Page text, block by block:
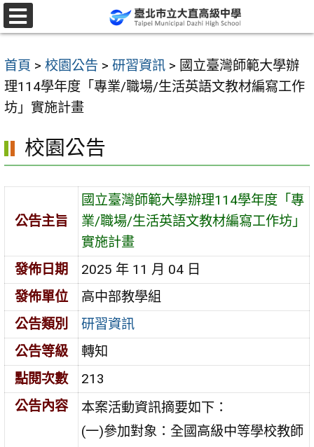
跳
至
要
內
容
首頁 > 校園公告 > 研習資訊 > 國立臺灣師範大學辦
理114學年度「專業/職場/生活英語文教材編寫工作
坊」實施計畫
校園公告
公告主旨
國立臺灣師範大學辦理114學年度「專
業/職場/生活英語文教材編寫工作坊」
實施計畫
發佈日期
2025 年 11 月 04 日
發佈單位
高中部教學組
公告類別
研習資訊
公告等級
轉知
點閱次數
213
公告內容
本案活動資訊摘要如下：
(一)參加對象：全國高級中等學校教師
選
單